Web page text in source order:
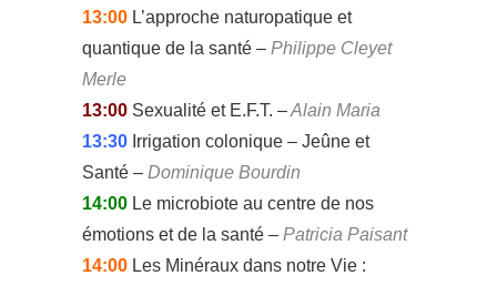
13:00 L’approche naturopatique et
quantique de la santé – Philippe Cleyet
Merle
13:00 Sexualité et E.F.T. –Alain Maria
13:30 Irrigation colonique – Jeûne et
Santé – Dominique Bourdin
14:00 Le microbiote au centre de nos
émotions et de la santé – Patricia Paisant
14:00 Les Minéraux dans notre Vie :